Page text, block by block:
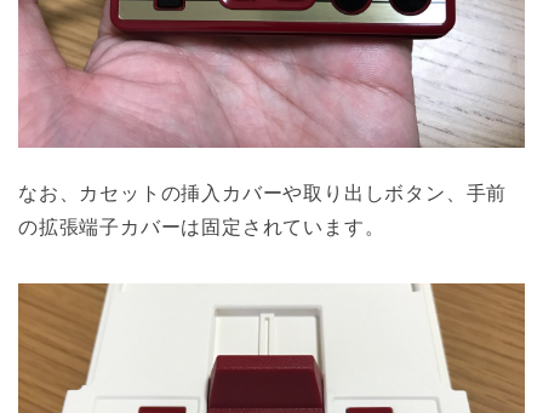
なお、カセットの挿入カバーや取り出しボタン、手前
の拡張端子カバーは固定されています。